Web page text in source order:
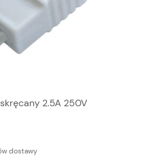
2.5A 250V
dostawy